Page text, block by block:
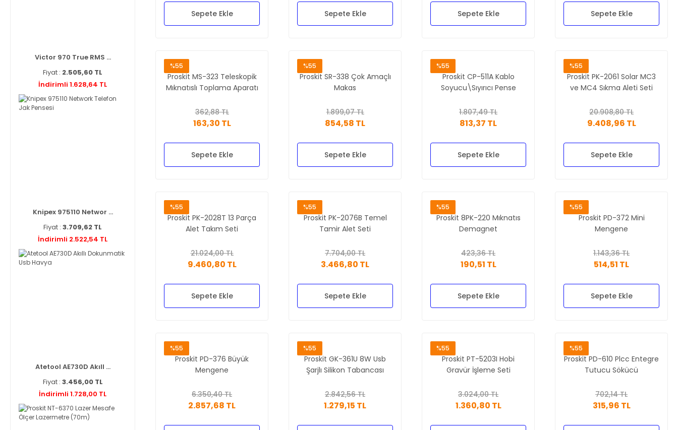
Victor 970 True RMS ...
Fiyat : 2.505,60 TL
İndirimli 1.628,64 TL
Knipex 975110 Networ ...
Fiyat : 3.709,62 TL
İndirimli 2.522,54 TL
Atetool AE730D Akıll ...
Fiyat : 3.456,00 TL
İndirimli 1.728,00 TL
Sepete Ekle Sepete Ekle Sepete Ekle Sepete Ekle
%55
Proskit MS-323 Teleskopik
Mıknatıslı Toplama Aparatı
362,88 TL
163,30 TL
Sepete Ekle
%55
Proskit SR-338 Çok Amaçlı
Makas
1.899,07 TL
854,58 TL
Sepete Ekle
%55
Proskit CP-511A Kablo
Soyucu\Sıyırıcı Pense
1.807,49 TL
813,37 TL
Sepete Ekle
%55
Proskit PK-2061 Solar MC3
ve MC4 Sıkma Aleti Seti
20.908,80 TL
9.408,96 TL
Sepete Ekle
%55
Proskit PK-2028T 13 Parça
Alet Takım Seti
21.024,00 TL
9.460,80 TL
Sepete Ekle
%55
Proskit PK-2076B Temel
Tamir Alet Seti
7.704,00 TL
3.466,80 TL
Sepete Ekle
%55
Proskit 8PK-220 Mıknatıs
Demagnet
423,36 TL
190,51 TL
Sepete Ekle
%55
Proskit PD-372 Mini
Mengene
1.143,36 TL
514,51 TL
Sepete Ekle
%55
Proskit PD-376 Büyük
Mengene
6.350,40 TL
2.857,68 TL
%55
Proskit GK-361U 8W Usb
Şarjlı Silikon Tabancası
2.842,56 TL
1.279,15 TL
%55
Proskit PT-5203I Hobi
Gravür İşleme Seti
3.024,00 TL
1.360,80 TL
%55
Proskit PD-610 Plcc Entegre
Tutucu Sökücü
702,14 TL
315,96 TL